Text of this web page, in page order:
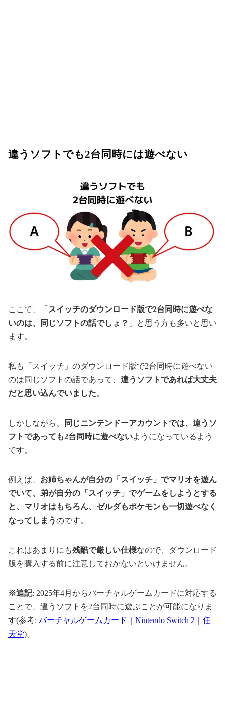
違うソフトでも2台同時には遊べない
ここで、「 スイッチのダウンロード版で2台同時に遊べな
いのは、同じソフトの話でしょ？ 」と思う方も多いと思い
ます。
私も「スイッチ」のダウンロード版で2台同時に遊べない
のは同じソフトの話であって、 違うソフトであれば大丈夫
だと思い込んでいました。
しかしながら、
同じニンテンドーアカウントでは、違うソ
フトであっても2台同時に遊べないようになっているよう
です。
例えば、 お姉ちゃんが自分の「スイッチ」でマリオを遊ん
でいて、弟が自分の「スイッチ」でゲームをしようとする
と、マリオはもちろん、ゼルダもポケモンも一切遊べなく
なってしまうのです。
これはあまりにも残酷で厳しい仕様なので、ダウンロード
版を購入する前に注意しておかないといけません。
※追記: 2025年4月からバーチャルゲームカードに対応する
ことで、違うソフトを2台同時に遊ぶことが可能になりま
す(参考: バーチャルゲームカード｜Nintendo Switch 2｜任
天堂)。